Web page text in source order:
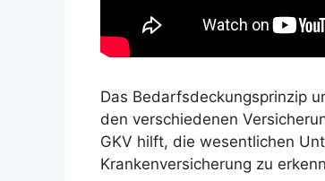
Das Bedarfsdeckungsprinzip
den verschiedenen
GKV hilft, die wesentlichen
Krankenversicherung zu